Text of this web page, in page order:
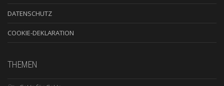
DATENSCHUTZ
COOKIE-DEKLARATION
THEMEN